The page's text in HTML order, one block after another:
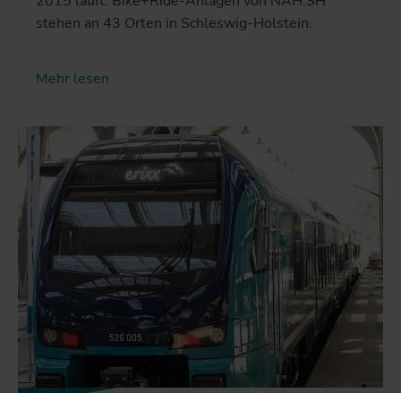
stehen an 43 Orten in Schleswig-Holstein.
Mehr lesen